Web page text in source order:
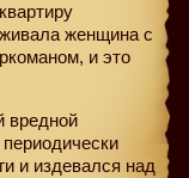
женщина с
и это
вредной
и издевался над